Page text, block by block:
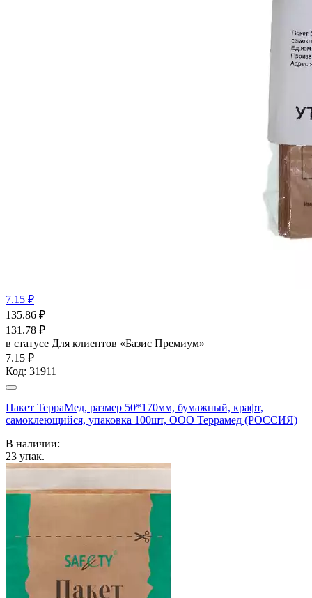
7.15 ₽
135.86 ₽
131.78 ₽
в статусе Для клиентов «Базис Премиум»
7.15 ₽
Код: 31911
Пакет ТерраМед, размер 50*170мм, бумажный, крафт,
самоклеющийся, упаковка 100шт, ООО Террамед (РОССИЯ)
В наличии:
23 упак.